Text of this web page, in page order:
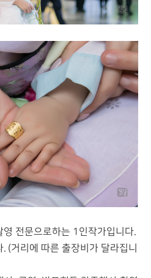
전문으로하는 1인작가입니다.
(거리에 따른 출장비가 달라집니